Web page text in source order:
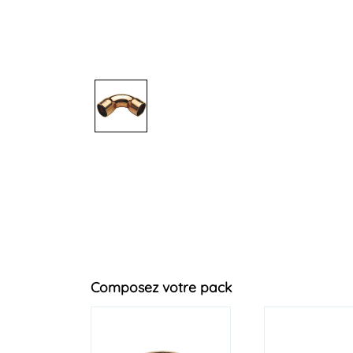
Composez votre pack